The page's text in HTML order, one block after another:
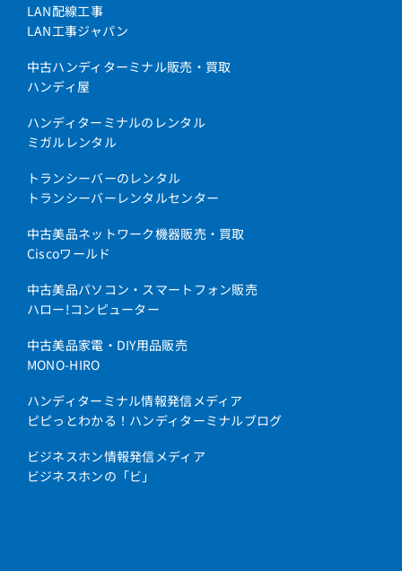
LAN配線工事
LAN工事ジャパン
中古ハンディターミナル販売・買取
ハンディ屋
ハンディターミナルのレンタル
ミガルレンタル
トランシーバーのレンタル
トランシーバーレンタルセンター
中古美品ネットワーク機器販売・買取
Ciscoワールド
中古美品パソコン・スマートフォン販売
ハロー!コンピューター
中古美品家電・DIY用品販売
MONO-HIRO
ハンディターミナル情報発信メディア
ピピっとわかる！ハンディターミナルブログ
ビジネスホン情報発信メディア
ビジネスホンの「ビ」